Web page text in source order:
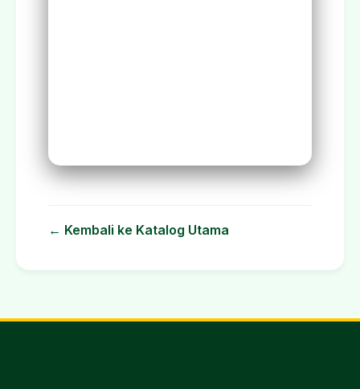
← Kembali ke Katalog Utama